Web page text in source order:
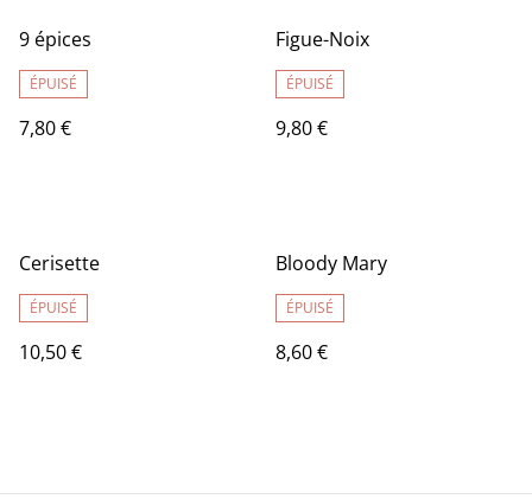
9 épices
ÉPUISÉ
7,80 €
Figue-Noix
ÉPUISÉ
9,80 €
Cerisette
ÉPUISÉ
10,50 €
Bloody Mary
ÉPUISÉ
8,60 €